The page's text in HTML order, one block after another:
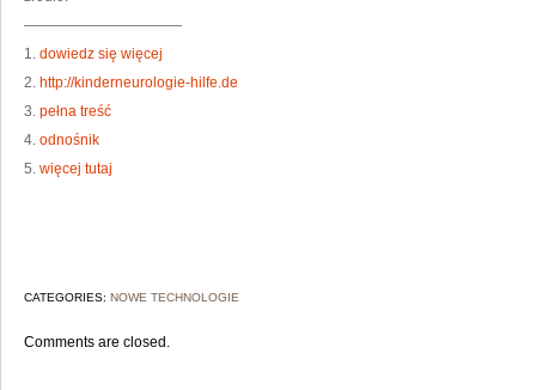
———————————
1. dowiedz się więcej
2. http://kinderneurologie-hilfe.de
3. pełna treść
4. odnośnik
5. więcej tutaj
CATEGORIES: NOWE TECHNOLOGIE
Comments are closed.